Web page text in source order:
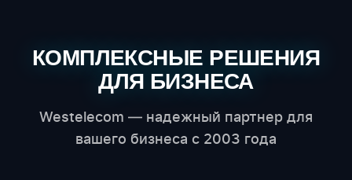
КОМПЛЕКСНЫЕ РЕШЕНИЯ
ДЛЯ БИЗНЕСА
Westelecom — надежный партнер для
вашего бизнеса с 2003 года